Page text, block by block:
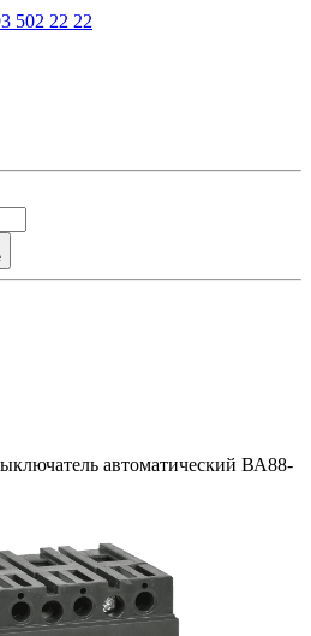
502 22 22
автоматический ВА88-